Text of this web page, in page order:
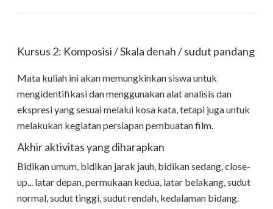
Kursus 2: Komposisi / Skala denah / sudut pandang
Mata kuliah ini akan memungkinkan siswa untuk
mengidentifikasi dan menggunakan alat analisis dan
ekspresi yang sesuai melalui kosa kata, tetapi juga untuk
melakukan kegiatan persiapan pembuatan film.
Akhir aktivitas yang diharapkan
Bidikan umum, bidikan jarak jauh, bidikan sedang, close-
up... latar depan, permukaan kedua, latar belakang, sudut
normal, sudut tinggi, sudut rendah, kedalaman bidang.